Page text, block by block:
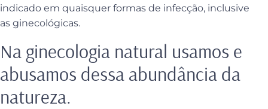
indicado em quaisquer formas de infecção, inclusive
as ginecológicas.
Na ginecologia natural usamos e
abusamos dessa abundância da
natureza.